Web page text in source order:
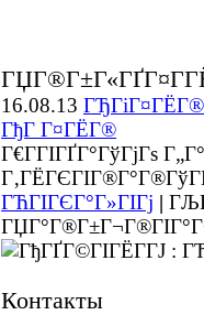
16.08.13 ГЂГіГ¤ГЁГ®
ГђГ Г¤ГЁГ®
Г€Г­ГІГҐГ°ГўГјГѕ
ГЋГІГЄГ°Г»ГІГј |
Контакты